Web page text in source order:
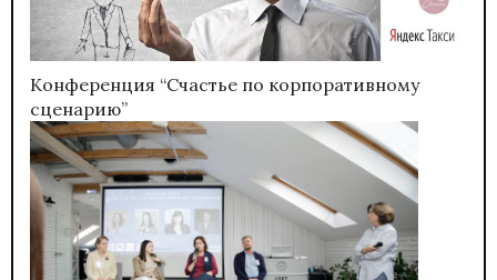
Конференция “Счастье по корпоративному
сценарию”